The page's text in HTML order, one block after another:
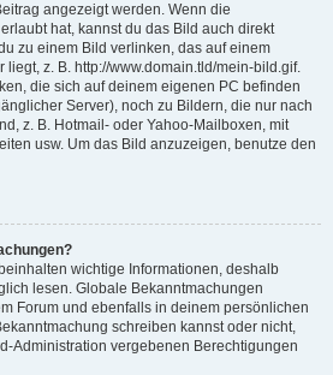
angezeigt werden. Wenn die
hat, kannst du das Bild auch direkt
zu einem Bild verlinken, das auf einem
z. B. http://www.domain.tld/mein-bild.gif.
die sich auf deinem eigenen PC befinden
Server), noch zu Bildern, die nur nach
z. B. Hotmail- oder Yahoo-Mailboxen, mit
usw. Um das Bild anzuzeigen, benutze den
wichtige Informationen, deshalb
lesen. Globale Bekanntmachungen
Forum und ebenfalls in deinem persönlichen
schreiben kannst oder nicht,
Administration vergebenen Berechtigungen